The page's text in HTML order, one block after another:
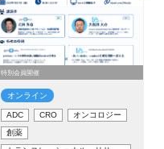
特別会員開催
オンライン
ADC CRO
オンコロジー
創薬